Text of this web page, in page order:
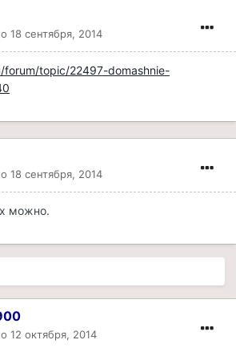
18 сентября, 2014
topic/22497-domashnie-
18 сентября, 2014
можно.
12 октября, 2014